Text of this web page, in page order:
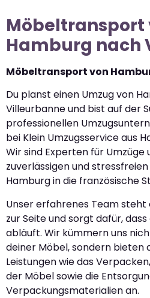
Möbeltransport
Hamburg nach
Möbeltransport von
Du planst einen Umzug von
Villeurbanne und bist auf der
professionellen
bei Klein Umzugsservice aus
Wir sind Experten für Umzüge
zuverlässigen und stressfreien
Hamburg in die französische
Unser erfahrenes Team steht
zur Seite und sorgt dafür,
abläuft. Wir kümmern uns
deiner Möbel, sondern bieten
Leistungen wie das
der Möbel sowie die
Verpackungsmaterialien an.